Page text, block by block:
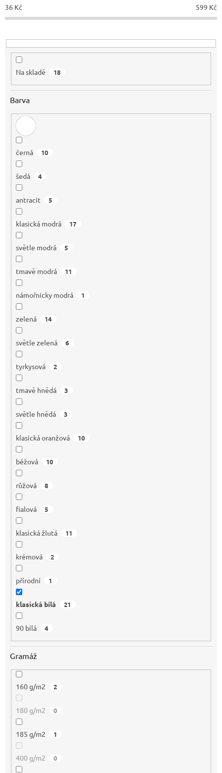
k
t
36 Kč 599 Kč
Na skladě 18
Barva
černá 10
šedá 4
antracit 5
klasická modrá 17
světle modrá 5
tmavě modrá 11
námořnicky modrá 1
zelená 14
světle zelená 6
tyrkysová 2
tmavě hnědá 3
světle hnědá 3
klasická oranžová 10
béžová 10
růžová 8
fialová 5
klasická žlutá 11
krémová 2
přírodní 1
klasická bílá 21
90 bílá 4
Gramáž
160 g/m2 2
180 g/m2 0
185 g/m2 1
400 g/m2 0